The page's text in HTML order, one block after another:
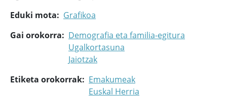
Eduki mota
Grafikoa
Gai orokorra
Demografia eta familia-egitura
Ugalkortasuna
Jaiotzak
Etiketa orokorrak
Emakumeak
Euskal Herria